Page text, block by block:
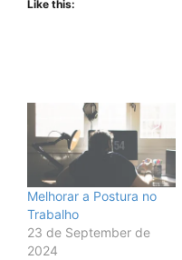
Like this:
Melhorar a Postura no
Trabalho
23 de September de
2024